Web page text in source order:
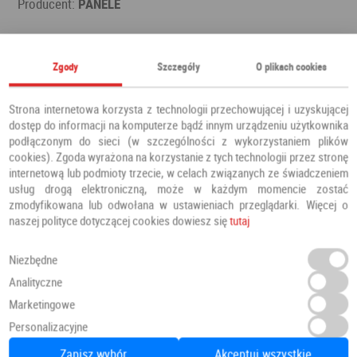
Producent: PANELE
Polecamy również
Zgody Szczegóły O plikach cookies
Strona internetowa korzysta z technologii przechowującej i uzyskującej
dostęp do informacji na komputerze bądź innym urządzeniu użytkownika
podłączonym do sieci (w szczególności z wykorzystaniem plików
cookies). Zgoda wyrażona na korzystanie z tych technologii przez stronę
internetową lub podmioty trzecie, w celach związanych ze świadczeniem
usług drogą elektroniczną, może w każdym momencie zostać
zmodyfikowana lub odwołana w ustawieniach przeglądarki. Więcej o
naszej polityce dotyczącej cookies dowiesz siętutaj
Niezbędne
Analityczne
Marketingowe
Personalizacyjne